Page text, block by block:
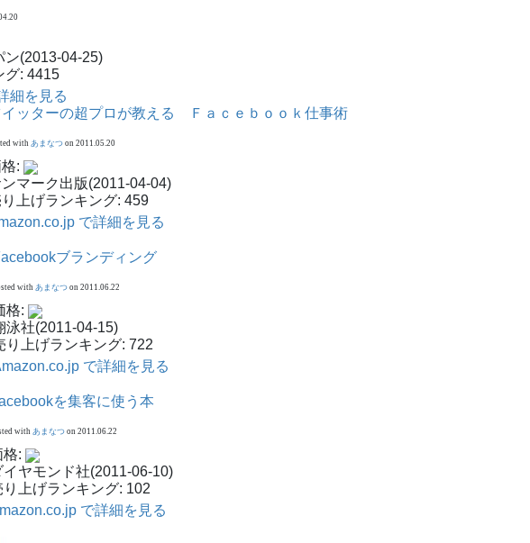
ン(2013-04-25)
グ: 4415
細を見る
イッターの超プロが教える Ｆａｃｅｂｏｏｋ仕事術
with あまなつ on 2011.05.20
:
マーク出版(2011-04-04)
上げランキング: 459
で詳細を見る
ブランディング
with あまなつ on 2011.06.22
格:
泳社(2011-04-15)
り上げランキング: 722
で詳細を見る
を集客に使う本
with あまなつ on 2011.06.22
格:
イヤモンド社(2011-06-10)
り上げランキング: 102
で詳細を見る